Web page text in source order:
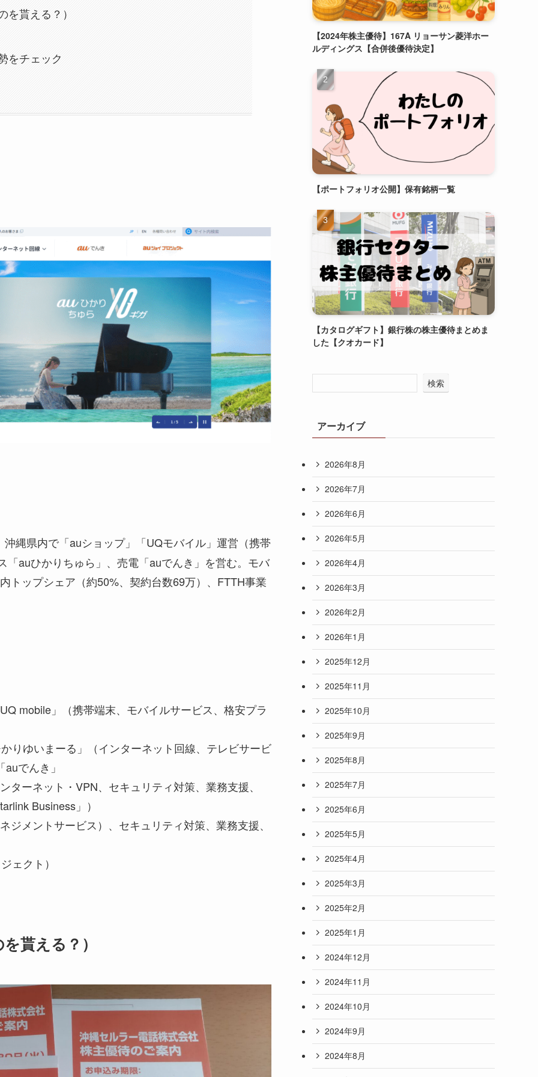
貰える？）
をチェック
沖縄県内で「auショップ」「UQモバイル」運営（携帯
auひかりちゅら」、売電「auでんき」を営む。モバ
トップシェア（約50%、契約台数69万）、FTTH事業
mobile」（携帯端末、モバイルサービス、格安プラ
りゆいまーる」（インターネット回線、テレビサービ
でんき」
ーネット・VPN、セキュリティ対策、業務支援、
Business」）
メントサービス）、セキュリティ対策、業務支援、
ェクト）
貰える？）
【2024年株主優待】167A リョーサン菱洋ホー
ルディングス【合併後優待決定】
【ポートフォリオ公開】保有銘柄一覧
【カタログギフト】銀行株の株主優待まとめま
した【クオカード】
検索
アーカイブ
2026年8月
2026年7月
2026年6月
2026年5月
2026年4月
2026年3月
2026年2月
2026年1月
2025年12月
2025年11月
2025年10月
2025年9月
2025年8月
2025年7月
2025年6月
2025年5月
2025年4月
2025年3月
2025年2月
2025年1月
2024年12月
2024年11月
2024年10月
2024年9月
2024年8月